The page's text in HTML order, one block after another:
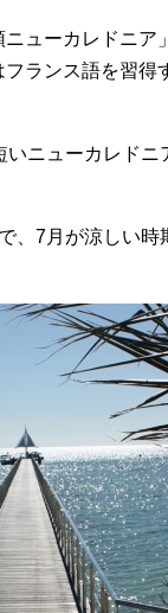
ューカレドニア
ランス語を習得
ニューカレド
、7月が涼しい